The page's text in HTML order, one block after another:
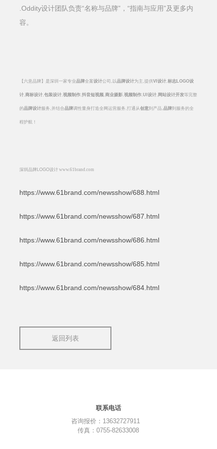
.Oddity设计团队负责“名称与品牌”，“指南与应用”及更多内
容。
【六意品牌】是深圳一家专业品牌全案设计公司 , 以品牌设计为主 ,提供VI 设计,标志 LOGO设
计,商标设计,包装设计,视频制作,抖音短视频,商业摄影,视频制作,UI 设计, 网站设计开发等完整
的品牌设计服务 ,并结合品牌调性量身打造全网运营服务 ,打通从创意到产品,品牌到服务的全
程护航！
深圳品牌 LOGO设计 www.61brand.com
https://www.61brand.com/newsshow/688.html
https://www.61brand.com/newsshow/687.html
https://www.61brand.com/newsshow/686.html
https://www.61brand.com/newsshow/685.html
https://www.61brand.com/newsshow/684.html
返回列表
联系电话
咨询报价：13632727911
传真：0755-82633008